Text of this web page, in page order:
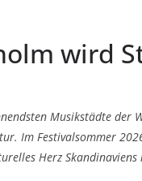
wird
Musikstädte der
Im Festivalsommer
Herz